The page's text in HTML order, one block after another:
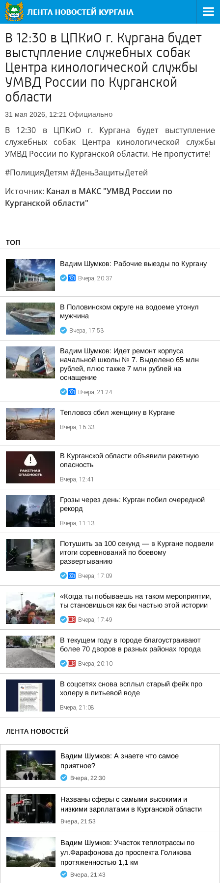
В 12:30 в ЦПКиО г. Кургана будет
выступление служебных собак
Центра кинологической службы
УМВД России по Курганской
области
31 мая 2026, 12:21 Официально
В 12:30 в ЦПКиО г. Кургана будет выступление
служебных собак Центра кинологической службы
УМВД России по Курганской области. Не пропустите!
#ПолицияДетям #ДеньЗащитыДетей
Источник: Канал в МАКС "УМВД России по
Курганской области"
ТОП
Вадим Шумков: Рабочие выезды по Кургану
Вчера, 20:37
В Половинском округе на водоеме утонул
мужчина
Вчера, 17:53
Вадим Шумков: Идет ремонт корпуса
начальной школы № 7. Выделено 65 млн
рублей, плюс также 7 млн рублей на
оснащение
Вчера, 21:24
Тепловоз сбил женщину в Кургане
Вчера, 16:33
В Курганской области объявили ракетную
опасность
Вчера, 12:41
Грозы через день: Курган побил очередной
рекорд
Вчера, 11:13
Потушить за 100 секунд — в Кургане подвели
итоги соревнований по боевому
развертыванию
Вчера, 17:09
«Когда ты побываешь на таком мероприятии,
ты становишься как бы частью этой истории
Вчера, 17:49
В текущем году в городе благоустраивают
более 70 дворов в разных районах города
Вчера, 20:10
В соцсетях снова всплыл старый фейк про
холеру в питьевой воде
Вчера, 21:08
ЛЕНТА НОВОСТЕЙ
Вадим Шумков: А знаете что самое
приятное?
Вчера, 22:30
Названы сферы с самыми высокими и
низкими зарплатами в Курганской области
Вчера, 21:53
Вадим Шумков: Участок теплотрассы по
ул.Фарафонова до проспекта Голикова
протяженностью 1,1 км
Вчера, 21:43